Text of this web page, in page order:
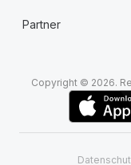
Partner
Copyright © 2026.